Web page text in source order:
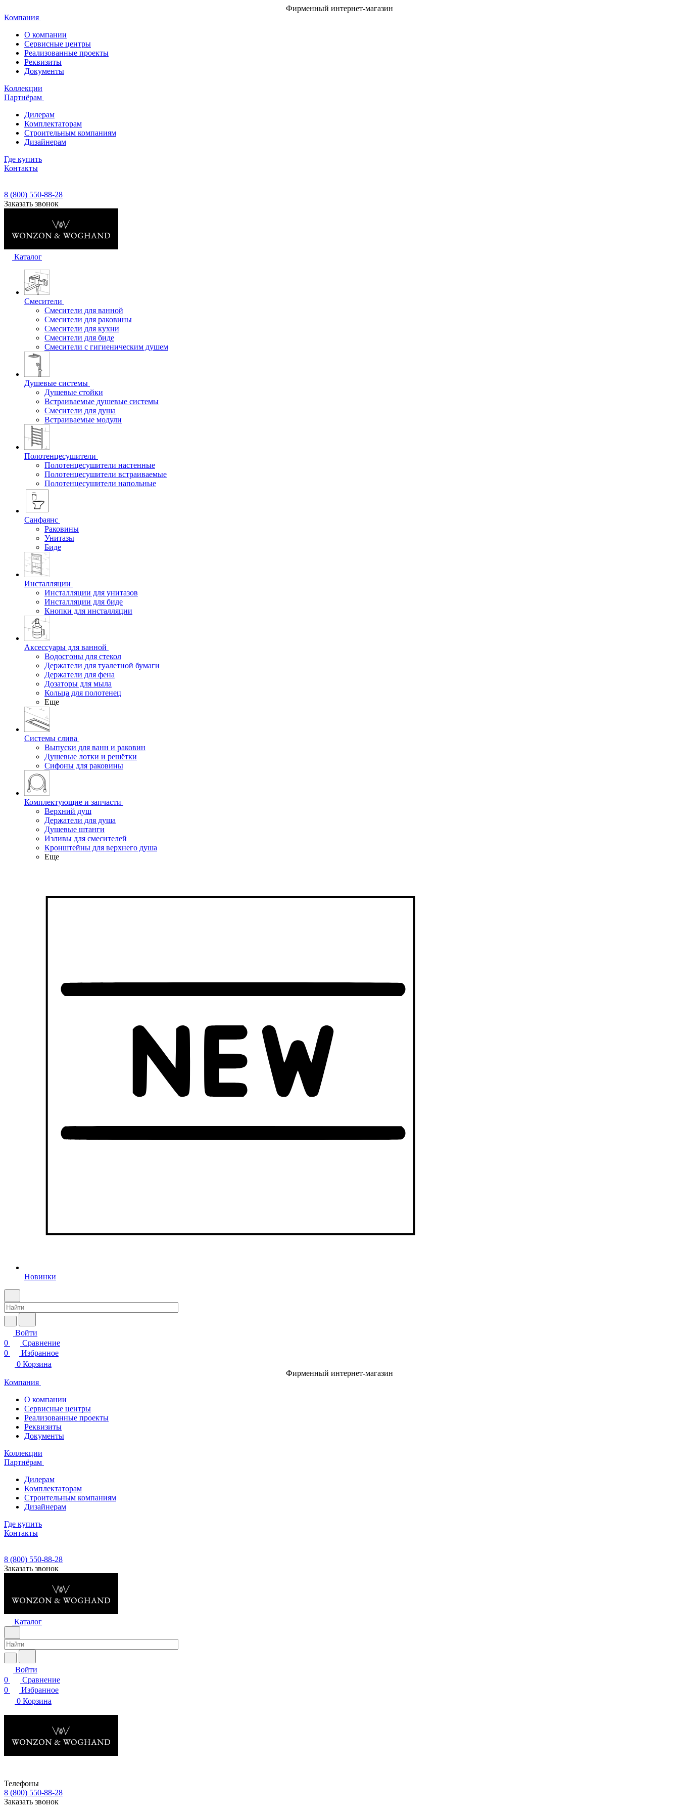
Фирменный интернет-магазин
Компания
О компании
Сервисные центры
Реализованные проекты
Реквизиты
Документы
Коллекции
Партнёрам
Дилерам
Комплектаторам
Строительным компаниям
Дизайнерам
Где купить
Контакты
8 (800) 550-88-28
Заказать звонок
Каталог
Смесители
Смесители для ванной
Смесители для раковины
Смесители для кухни
Смесители для биде
Смесители с гигиеническим душем
Душевые системы
Душевые стойки
Встраиваемые душевые системы
Смесители для душа
Встраиваемые модули
Полотенцесушители
Полотенцесушители настенные
Полотенцесушители встраиваемые
Полотенцесушители напольные
Санфаянс
Раковины
Унитазы
Биде
Инсталляции
Инсталляции для унитазов
Инсталляции для биде
Кнопки для инсталляции
Аксессуары для ванной
Водосгоны для стекол
Держатели для туалетной бумаги
Держатели для фена
Дозаторы для мыла
Кольца для полотенец
Еще
Системы слива
Выпуски для ванн и раковин
Душевые лотки и решётки
Сифоны для раковины
Комплектующие и запчасти
Верхний душ
Держатели для душа
Душевые штанги
Изливы для смесителей
Кронштейны для верхнего душа
Еще
Новинки
Войти
0
Сравнение
0
Избранное
0 Корзина
Фирменный интернет-магазин
Компания
О компании
Сервисные центры
Реализованные проекты
Реквизиты
Документы
Коллекции
Партнёрам
Дилерам
Комплектаторам
Строительным компаниям
Дизайнерам
Где купить
Контакты
8 (800) 550-88-28
Заказать звонок
Каталог
Войти
0
Сравнение
0
Избранное
0 Корзина
Телефоны
8 (800) 550-88-28
Заказать звонок